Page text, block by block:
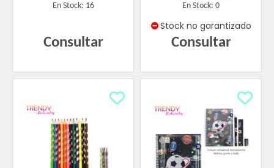
En Stock: 16
Consultar
En Stock: 0
Stock no garantizado
Consultar